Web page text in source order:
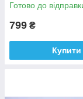
Готово до
799 ₴
Купити